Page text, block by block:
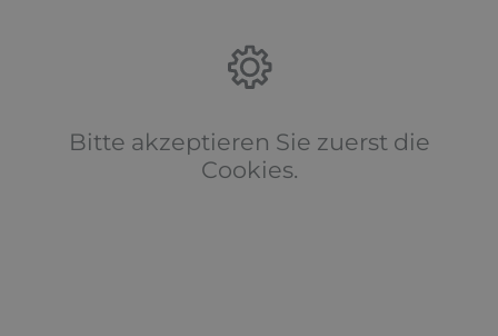
Bitte akzeptieren Sie zuerst die
Cookies.